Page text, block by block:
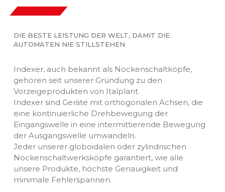
DIE BESTE LEISTUNG DER WELT, DAMIT DIE
AUTOMATEN NIE STILLSTEHEN
Indexer, auch bekannt als Nockenschaltköpfe,
gehören seit unserer Gründung zu den
Vorzeigeprodukten von Italplant.
Indexer sind Geräte mit orthogonalen Achsen, die
eine kontinuierliche Drehbewegung der
Eingangswelle in eine intermittierende Bewegung
der Ausgangswelle umwandeln.
Jeder unserer globoidalen oder zylindrischen
Nockenschaltwerksköpfe garantiert, wie alle
unsere Produkte, höchste Genauigkeit und
minimale Fehlerspannen.